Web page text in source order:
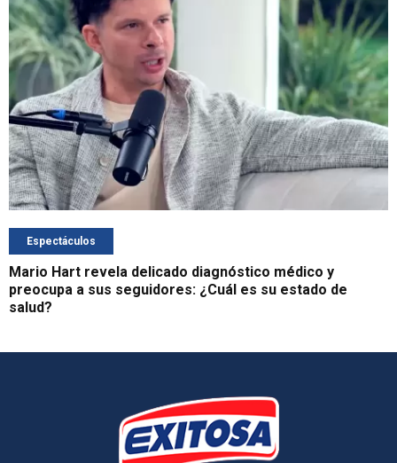
Espectáculos
Mario Hart revela delicado diagnóstico médico y
preocupa a sus seguidores: ¿Cuál es su estado de
salud?